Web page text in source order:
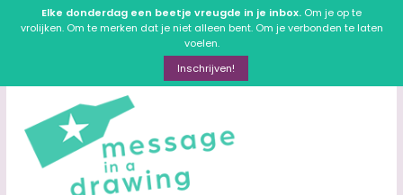
Elke donderdag een beetje vreugde in je inbox. Om je op te
vrolijken. Om te merken dat je niet alleen bent. Om je verbonden te laten
voelen.
Inschrijven!